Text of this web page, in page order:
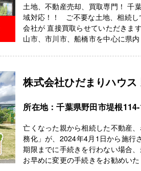
土地、不動産売却、買取専門！ 千
域対応！！ ご不要な土地、相続
会社が 直接買取らせていただき
山市、市川市、船橋市を中心に県
株式会社ひだまりハウス
所在地：千葉県野田市堤根
亡くなった親から相続した不動産
務化」が、2024年4月1日から施行
期限までに手続きを行わない場合
お早めに変更の手続きをお勧めい